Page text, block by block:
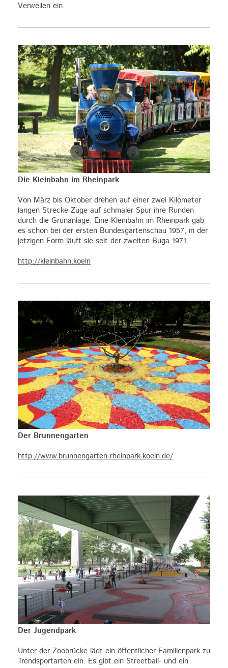
Verweilen ein.
Die Kleinbahn im Rheinpark
Von März bis Oktober drehen auf einer zwei Kilometer
langen Strecke Züge auf schmaler Spur ihre Runden
durch die Grünanlage. Eine Kleinbahn im Rheinpark gab
es schon bei der ersten Bundesgartenschau 1957, in der
jetzigen Form läuft sie seit der zweiten Buga 1971.
http://kleinbahn.koeln
Der Brunnengarten
http://www.brunnengarten-rheinpark-koeln.de/
Der Jugendpark
Unter der Zoobrücke lädt ein öffentlicher Familienpark zu
Trendsportarten ein. Es gibt ein Streetball- und ein